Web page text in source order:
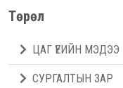
Төрөл
ЦАГ ҮЕИЙН МЭДЭЭ
СУРГАЛТЫН ЗАР